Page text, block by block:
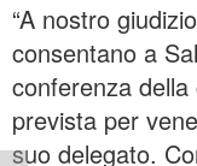
“A nostro
consentano a
conferenza
prevista per
suo delegato.